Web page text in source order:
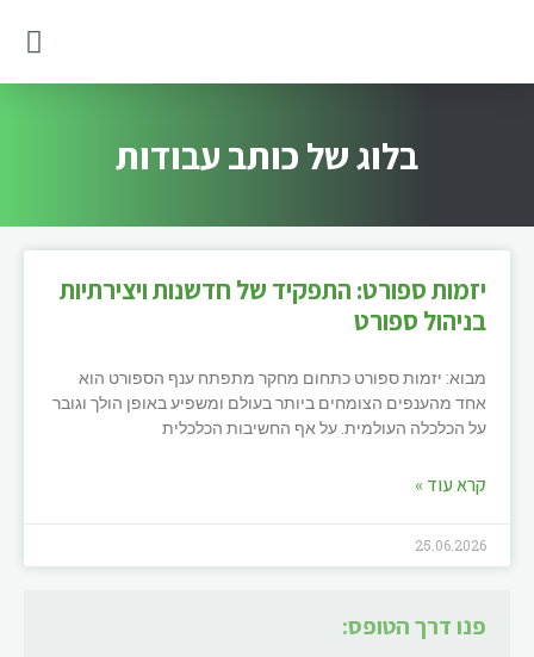
בלוג של כותב עבודות
יזמות ספורט: התפקיד של חדשנות ויצירתיות
בניהול ספורט
מבוא: יזמות ספורט כתחום מחקר מתפתח ענף הספורט הוא
אחד מהענפים הצומחים ביותר בעולם ומשפיע באופן הולך וגובר
על הכלכלה העולמית. על אף החשיבות הכלכלית
קרא עוד »
25.06.2026
פנו דרך הטופס: